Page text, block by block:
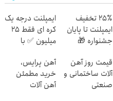
۲۵٪ تخفیف
ایمپلنت تا پایان
جشنواره 🎁
ایمپلنت درجه یک
کره ای فقط 25
میلیون ✅ با
شرکتی
قیمت روز آهن
آلات ساختمانی و
صنعتی
آهن پرایس،
خرید مطمئن
آهن آلات